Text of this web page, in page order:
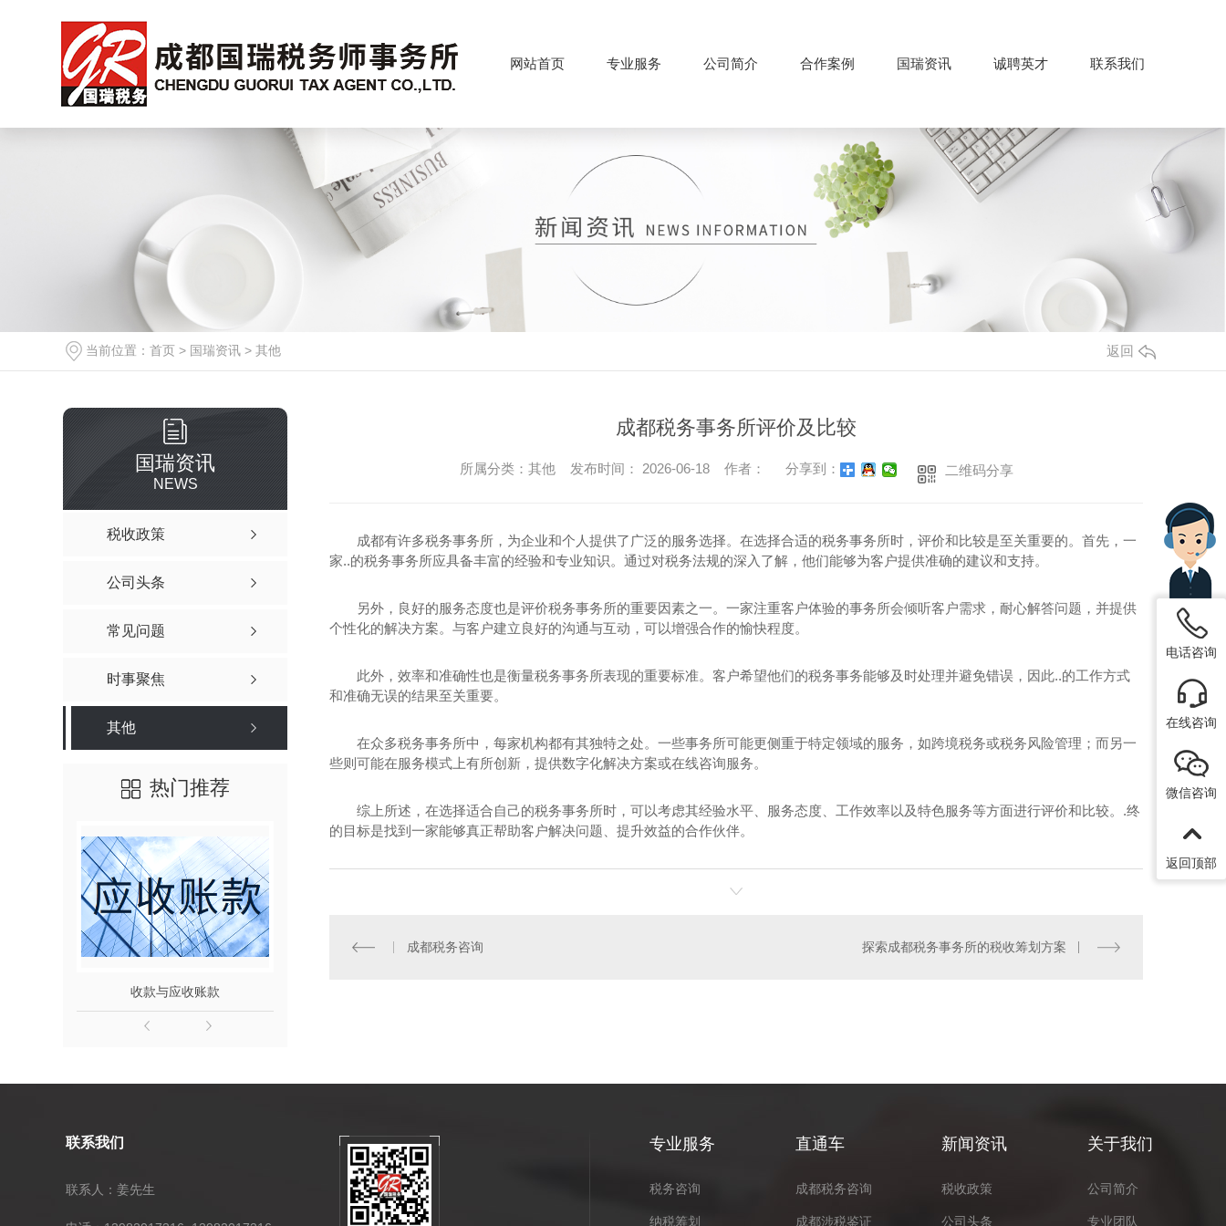
网站首页 专业服务 公司简介 合作案例 国瑞资讯 诚聘英才 联系我们
当前位置： 首页 > 国瑞资讯 > 其他 返回
国瑞资讯
NEWS
税收政策
公司头条
常见问题
时事聚焦
其他
热门推荐
收款与应收账款
成都税务事务所评价及比较
所属分类：其他 发布时间： 2026-06-18 作者： 分享到： 二维码分享
成都有许多税务事务所，为企业和个人提供了广泛的服务选择。在选择合适的税务事务所时，评价和比较是至关重要的。首先，一
家..的税务事务所应具备丰富的经验和专业知识。通过对税务法规的深入了解，他们能够为客户提供准确的建议和支持。
另外，良好的服务态度也是评价税务事务所的重要因素之一。一家注重客户体验的事务所会倾听客户需求，耐心解答问题，并提供
个性化的解决方案。与客户建立良好的沟通与互动，可以增强合作的愉快程度。
此外，效率和准确性也是衡量税务事务所表现的重要标准。客户希望他们的税务事务能够及时处理并避免错误，因此..的工作方式
和准确无误的结果至关重要。
在众多税务事务所中，每家机构都有其独特之处。一些事务所可能更侧重于特定领域的服务，如跨境税务或税务风险管理；而另一
些则可能在服务模式上有所创新，提供数字化解决方案或在线咨询服务。
综上所述，在选择适合自己的税务事务所时，可以考虑其经验水平、服务态度、工作效率以及特色服务等方面进行评价和比较。.终
的目标是找到一家能够真正帮助客户解决问题、提升效益的合作伙伴。
成都税务咨询 探索成都税务事务所的税收筹划方案
联系我们
联系人：姜先生
专业服务
税务咨询
纳税筹划
直通车
成都税务咨询
成都涉税鉴证
新闻资讯
税收政策
公司头条
关于我们
公司简介
专业团队
电话咨询
在线咨询
微信咨询
返回顶部